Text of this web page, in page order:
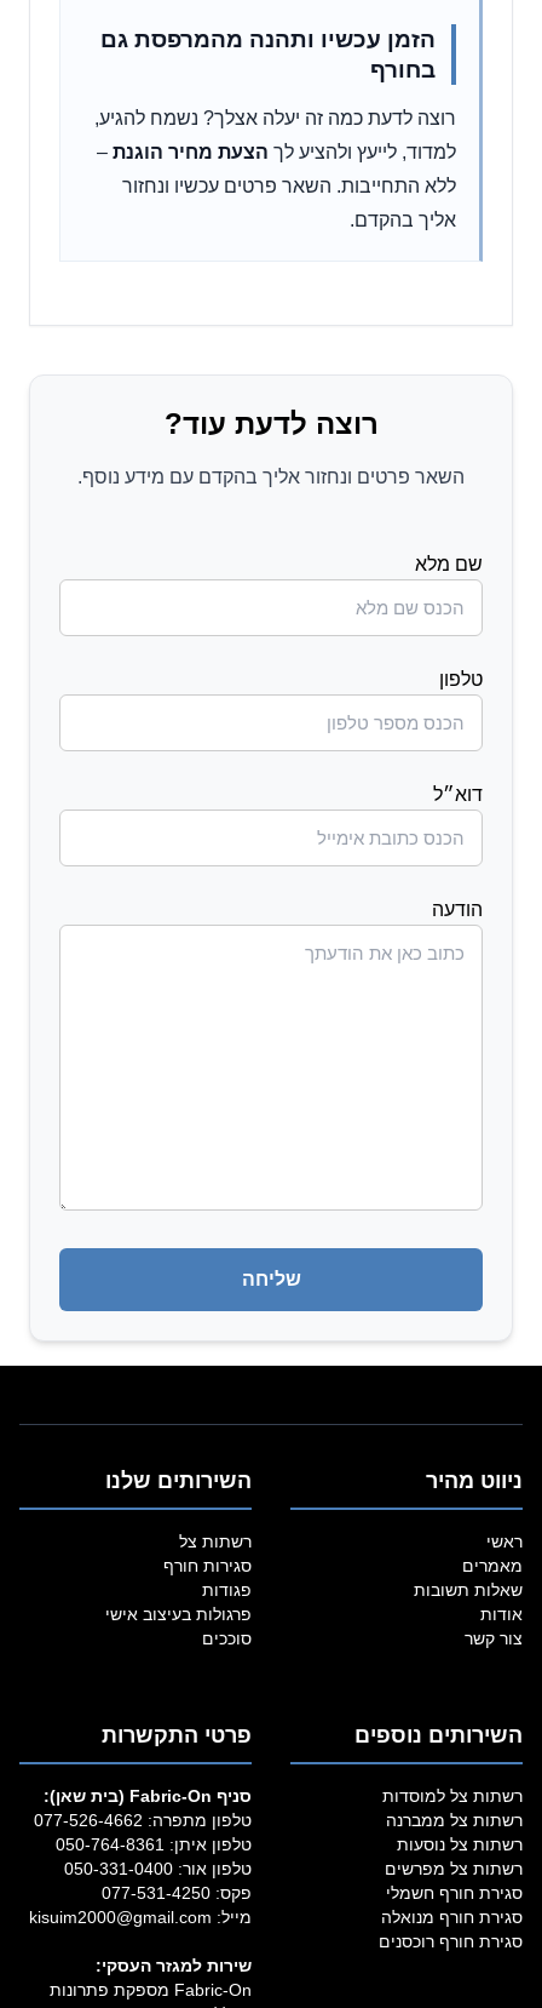
הזמן עכשיו ותהנה מהמרפסת גם
בחורף
רוצה לדעת כמה זה יעלה אצלך? נשמח להגיע,
למדוד, לייעץ ולהציע לך הצעת מחיר הוגנת–
ללא התחייבות. השאר פרטים עכשיו ונחזור
אליך בהקדם.
רוצה לדעת עוד?
השאר פרטים ונחזור אליך בהקדם עם מידע נוסף.
שם מלא
טלפון
דוא״ל
הודעה
ניווט מהיר
ראשי
מאמרים
שאלות תשובות
אודות
צור קשר
השירותים שלנו
רשתות צל
סגירות חורף
פגודות
פרגולות בעיצוב אישי
סוככים
השירותים נוספים
רשתות צל למוסדות
רשתות צל ממברנה
רשתות צל נוסעות
רשתות צל מפרשים
סגירת חורף חשמלי
סגירת חורף מנואלה
סגירת חורף רוכסנים
פרטי התקשרות
סניף Fabric‑On (בית שאן):
טלפון מתפרה: 077-526-4662
טלפון איתן: 050-764-8361
טלפון אור: 050-331-0400
פקס: 077-531-4250
מייל: kisuim2000@gmail.com
שירות למגזר העסקי:
Fabric‑On מספקת פתרונות